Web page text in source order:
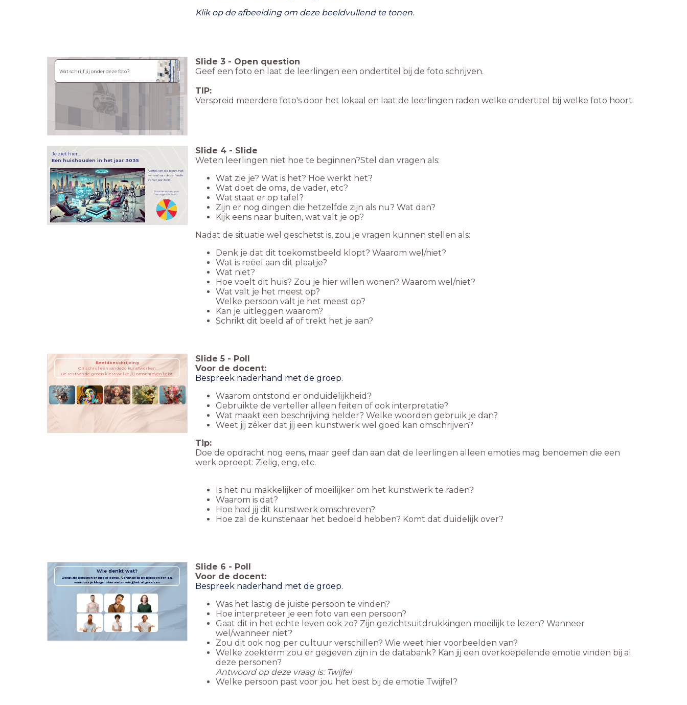
Klik op de afbeelding om deze beeldvullend te tonen.
Wat schrijf jij onder deze foto?
Klik op afbeelding om in te zoomen
Slide 3 - Open question
Geef een foto en laat de leerlingen een ondertitel bij de foto schrijven.
TIP:
Verspreid meerdere foto's door het lokaal en laat de leerlingen raden welke ondertitel bij welke foto hoort.
Je ziet hier...
Een huishouden in het jaar 3035
Vertel, om de beurt, het
verhaal van deze familie
in het jaar 3035.
Draai de spinner voor
de volgende naam
Slide 4 - Slide
Weten leerlingen niet hoe te beginnen?Stel dan vragen als:
Wat zie je? Wat is het? Hoe werkt het?
Wat doet de oma, de vader, etc?
Wat staat er op tafel?
Zijn er nog dingen die hetzelfde zijn als nu? Wat dan?
Kijk eens naar buiten, wat valt je op?
Nadat de situatie wel geschetst is, zou je vragen kunnen stellen als:
Denk je dat dit toekomstbeeld klopt? Waarom wel/niet?
Wat is reëel aan dit plaatje?
Wat niet?
Hoe voelt dit huis? Zou je hier willen wonen? Waarom wel/niet?
Wat valt je het meest op?
Welke persoon valt je het meest op?
Kan je uitleggen waarom?
Schrikt dit beeld af of trekt het je aan?
Beeldbeschrijving
Omschrijf één van deze kunstwerken.
De rest van de groep kiest welke jij omschreven hebt.
Slide 5 - Poll
Voor de docent:
Bespreek naderhand met de groep.
Waarom ontstond er onduidelijkheid?
Gebruikte de verteller alleen feiten of ook interpretatie?
Wat maakt een beschrijving helder? Welke woorden gebruik je dan?
Weet jij zéker dat jij een kunstwerk wel goed kan omschrijven?
Tip:
Doe de opdracht nog eens, maar geef dan aan dat de leerlingen alleen emoties mag benoemen die een
werk oproept: Zielig, eng, etc.
Is het nu makkelijker of moeilijker om het kunstwerk te raden?
Waarom is dat?
Hoe had jij dit kunstwerk omschreven?
Hoe zal de kunstenaar het bedoeld hebben? Komt dat duidelijk over?
Bekijk alle personen en kies er eentje. Verzin bij deze persoon een zin,
waardoor je klasgenoten weten wie jij heb uitgekozen.
Wie denkt wat? Slide 6 - Poll
Voor de docent:
Bespreek naderhand met de groep.
Was het lastig de juiste persoon te vinden?
Hoe interpreteer je een foto van een persoon?
Gaat dit in het echte leven ook zo? Zijn gezichtsuitdrukkingen moeilijk te lezen? Wanneer
wel/wanneer niet?
Zou dit ook nog per cultuur verschillen? Wie weet hier voorbeelden van?
Welke zoekterm zou er gegeven zijn in de databank? Kan jij een overkoepelende emotie vinden bij al
deze personen?
Antwoord op deze vraag is: Twijfel
Welke persoon past voor jou het best bij de emotie Twijfel?